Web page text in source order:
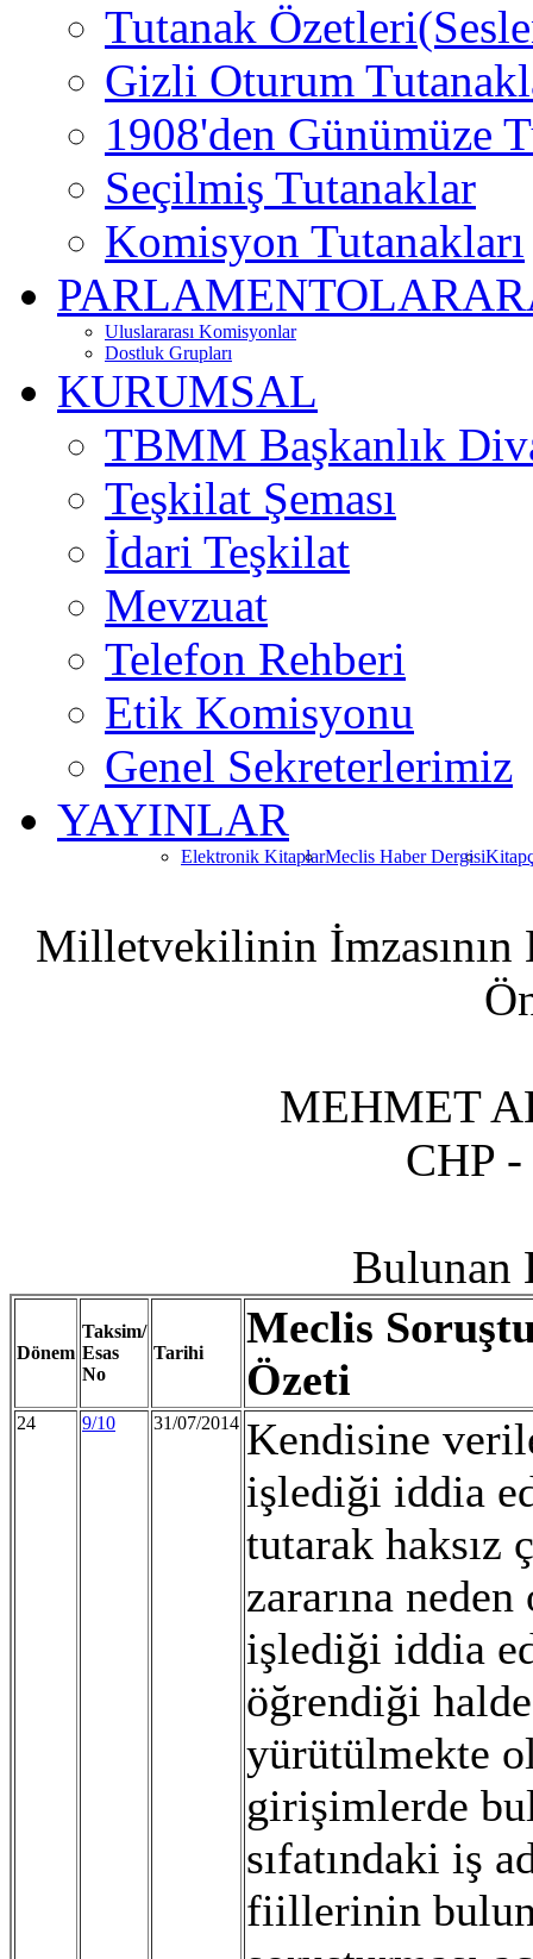
Tutanak
Gizli Oturum
1908'den Günümüze
Seçilmiş Tutanaklar
Komisyon Tutanakları
Uluslararası Komisyonlar
Dostluk Grupları
KURUMSAL
TBMM Başkanlık
Teşkilat Şeması
İdari Teşkilat
Mevzuat
Telefon Rehberi
Etik Komisyonu
Genel Sekreterlerimiz
YAYINLAR
Meclis Haber Dergisi
Elektronik Kitaplar
Milletvekilinin İmzasının
MEHMET
CHP
Bulunan
Dönem
Taksim/
Esas
No
Tarihi
Meclis
Özeti
24 9/10 31/07/2014 Kendisine
işlediği iddia
tutarak haksız
zararına
işlediği iddia
öğrendiği
yürütülmekte
girişimlerde
sıfatındaki iş
fiillerinin